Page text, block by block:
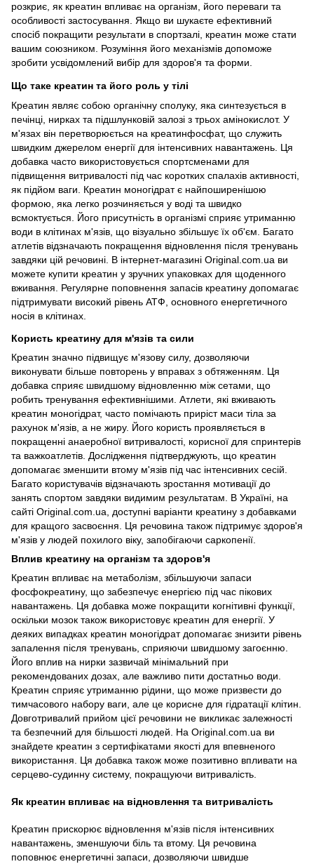
розкриє, як креатин впливає на організм, його переваги та
особливості застосування. Якщо ви шукаєте ефективний
спосіб покращити результати в спортзалі, креатин може стати
вашим союзником. Розуміння його механізмів допоможе
зробити усвідомлений вибір для здоров'я та форми.
Що таке креатин та його роль у тілі
Креатин являє собою органічну сполуку, яка синтезується в
печінці, нирках та підшлунковій залозі з трьох амінокислот. У
м'язах він перетворюється на креатинфосфат, що служить
швидким джерелом енергії для інтенсивних навантажень. Ця
добавка часто використовується спортсменами для
підвищення витривалості під час коротких спалахів активності,
як підйом ваги. Креатин моногідрат є найпоширенішою
формою, яка легко розчиняється у воді та швидко
всмоктується. Його присутність в організмі сприяє утриманню
води в клітинах м'язів, що візуально збільшує їх об'єм. Багато
атлетів відзначають покращення відновлення після тренувань
завдяки цій речовині. В інтернет-магазині Original.com.ua ви
можете купити креатин у зручних упаковках для щоденного
вживання. Регулярне поповнення запасів креатину допомагає
підтримувати високий рівень АТФ, основного енергетичного
носія в клітинах.
Користь креатину для м'язів та сили
Креатин значно підвищує м'язову силу, дозволяючи
виконувати більше повторень у вправах з обтяженням. Ця
добавка сприяє швидшому відновленню між сетами, що
робить тренування ефективнішими. Атлети, які вживають
креатин моногідрат, часто помічають приріст маси тіла за
рахунок м'язів, а не жиру. Його користь проявляється в
покращенні анаеробної витривалості, корисної для спринтерів
та важкоатлетів. Дослідження підтверджують, що креатин
допомагає зменшити втому м'язів під час інтенсивних сесій.
Багато користувачів відзначають зростання мотивації до
занять спортом завдяки видимим результатам. В Україні, на
сайті Original.com.ua, доступні варіанти креатину з добавками
для кращого засвоєння. Ця речовина також підтримує здоров'я
м'язів у людей похилого віку, запобігаючи саркопенії.
Вплив креатину на організм та здоров'я
Креатин впливає на метаболізм, збільшуючи запаси
фосфокреатину, що забезпечує енергією під час пікових
навантажень. Ця добавка може покращити когнітивні функції,
оскільки мозок також використовує креатин для енергії. У
деяких випадках креатин моногідрат допомагає знизити рівень
запалення після тренувань, сприяючи швидшому загоєнню.
Його вплив на нирки зазвичай мінімальний при
рекомендованих дозах, але важливо пити достатньо води.
Креатин сприяє утриманню рідини, що може призвести до
тимчасового набору ваги, але це корисне для гідратації клітин.
Довготривалий прийом цієї речовини не викликає залежності
та безпечний для більшості людей. На Original.com.ua ви
знайдете креатин з сертифікатами якості для впевненого
використання. Ця добавка також може позитивно впливати на
серцево-судинну систему, покращуючи витривалість.
Як креатин впливає на відновлення та витривалість
Креатин прискорює відновлення м'язів після інтенсивних
навантажень, зменшуючи біль та втому. Ця речовина
поповнює енергетичні запаси, дозволяючи швидше